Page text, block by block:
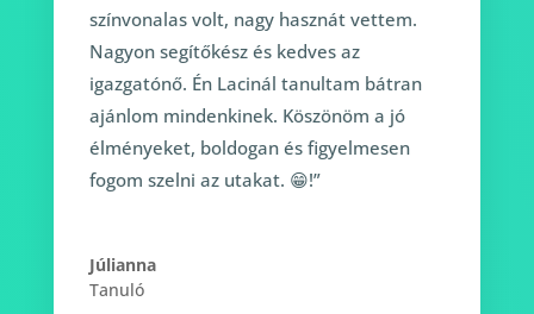
színvonalas volt, nagy hasznát vettem.
Nagyon segítőkész és kedves az
igazgatónő. Én Lacinál tanultam bátran
ajánlom mindenkinek. Köszönöm a jó
élményeket, boldogan és figyelmesen
fogom szelni az utakat. 😁!”
Júlianna
Tanuló